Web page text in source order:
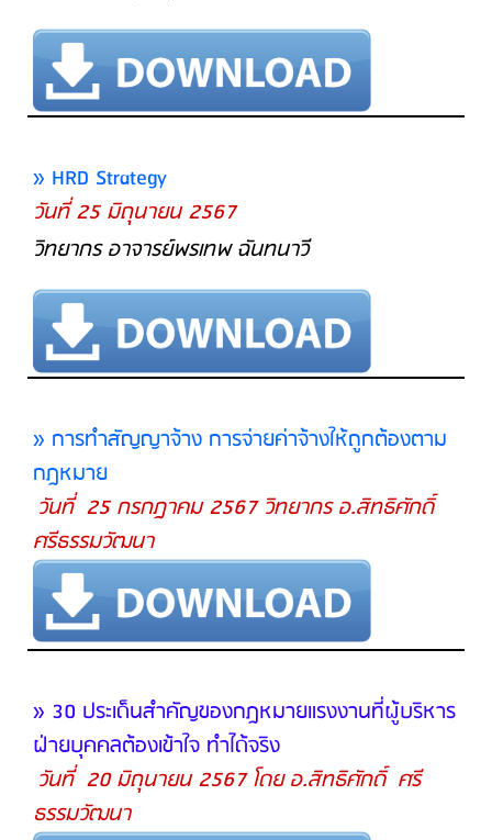
» HRD Strategy
วันที่ 25 มิถุนายน 2567
วิทยากร อาจารย์พรเทพ ฉันทนาวี
» การทำสัญญาจ้าง การจ่ายค่าจ้างให้ถูกต้องตาม
กฎหมาย
วันที่ 25 กรกฎาคม 2567 วิทยากร อ.สิทธิศักดิ์
ศรีธรรมวัฒนา
» 30 ประเด็นสำคัญของกฎหมายแรงงานที่ผู้บริหาร
ฝ่ายบุคคลต้องเข้าใจ ทำได้จริง
วันที่ 20 มิถุนายน 2567 โดย อ.สิทธิศักดิ์ ศรี
ธรรมวัฒนา